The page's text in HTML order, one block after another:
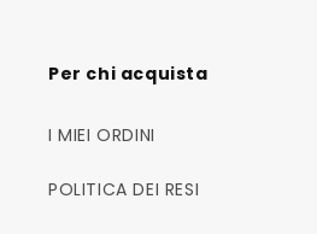
Per chi acquista
I MIEI ORDINI
POLITICA DEI RESI